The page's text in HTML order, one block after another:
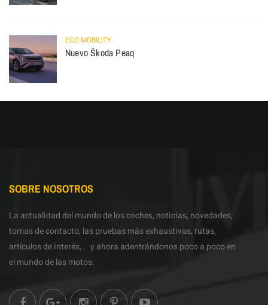
ECO MOBILITY
Nuevo Škoda Peaq
SOBRE NOSOTROS
La actualidad del mundo de los coches, noticias, novedades,
tomas de contacto, las pruebas más exhaustivas, rutas,
artículos de interés,... y ahora adentrándonos poco a poco en
el mundo de las motos.